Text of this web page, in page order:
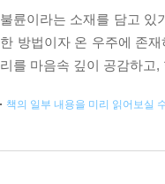
불륜이라는 소재를 담고 있
한 방법이자 온 우주에 존
리를 마음속 깊이 공감하고
책의 일부 내용을 미리 읽어보실